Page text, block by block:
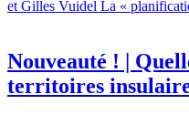
et Gilles Vuidel La «
Nouveauté ! |
territoires